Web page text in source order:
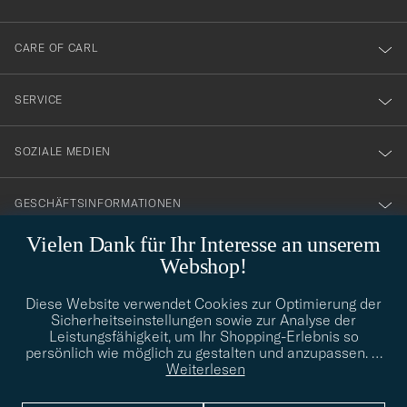
Vielen Dank für Ihr Interesse an unserem
Webshop!
Diese Website verwendet Cookies zur Optimierung der
Sicherheitseinstellungen sowie zur Analyse der
Leistungsfähigkeit, um Ihr Shopping-Erlebnis so
persönlich wie möglich zu gestalten und anzupassen. …
Weiterlesen
dig
till
vårt
nyhetsbrev!
CARE OF CARL
SERVICE
SOZIALE MEDIEN
GESCHÄFTSINFORMATIONEN
info@careofcarl.de
Benötigen Sie Hilfe bei der Suche nach Ihrem persönlichen Stil?
Wenden Sie sich an uns, wir helfen Ihnen gerne weiter!
STILBERATUNG